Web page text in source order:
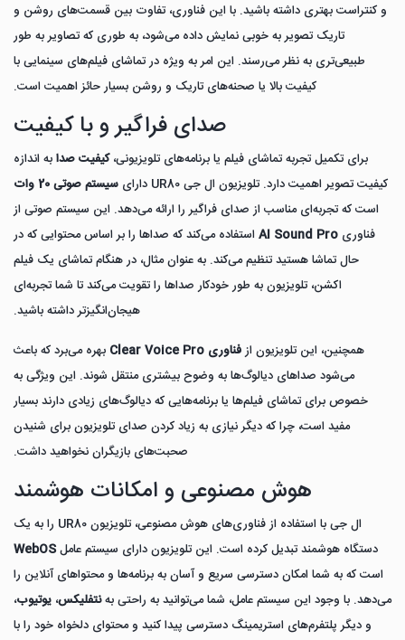
و کنتراست بهتری داشته باشید. با این فناوری، تفاوت بین قسمت‌های روشن و
تاریک تصویر به خوبی نمایش داده می‌شود، به طوری که تصاویر به طور
طبیعی‌تری به نظر می‌رسند. این امر به ویژه در تماشای فیلم‌های سینمایی با
کیفیت بالا یا صحنه‌های تاریک و روشن بسیار حائز اهمیت است.
صدای فراگیر و با کیفیت
برای تکمیل تجربه تماشای فیلم یا برنامه‌های تلویزیونی،کیفیت صدابه اندازه
کیفیت تصویر اهمیت دارد. تلویزیون ال جی UR80 دارای
سیستم صوتی 20 وات
است که تجربه‌ای مناسب از صدای فراگیر را ارائه می‌دهد. این سیستم صوتی از
فناوری AI Sound Pro استفاده می‌کند که صداها را بر اساس محتوایی که در
حال تماشا هستید تنظیم می‌کند. به عنوان مثال، در هنگام تماشای یک فیلم
اکشن، تلویزیون به طور خودکار صداها را تقویت می‌کند تا شما تجربه‌ای
هیجان‌انگیزتر داشته باشید.
همچنین، این تلویزیون ازفناوری Clear Voice Pro
بهره می‌برد که باعث
می‌شود صداهای دیالوگ‌ها به وضوح بیشتری منتقل شوند. این ویژگی به
خصوص برای تماشای فیلم‌ها یا برنامه‌هایی که دیالوگ‌های زیادی دارند بسیار
مفید است، چرا که دیگر نیازی به زیاد کردن صدای تلویزیون برای شنیدن
صحبت‌های بازیگران نخواهید داشت.
هوش مصنوعی و امکانات هوشمند
ال جی با استفاده از فناوری‌های هوش مصنوعی، تلویزیون UR80 را به یک
دستگاه هوشمند تبدیل کرده است. این تلویزیون دارای سیستم عاملWebOS
است که به شما امکان دسترسی سریع و آسان به برنامه‌ها و محتواهای آنلاین را
می‌دهد. با وجود این سیستم عامل، شما می‌توانید به راحتی بهنتفلیکس، یوتیوب،
و دیگر پلتفرم‌های استریمینگ دسترسی پیدا کنید و محتوای دلخواه خود را با